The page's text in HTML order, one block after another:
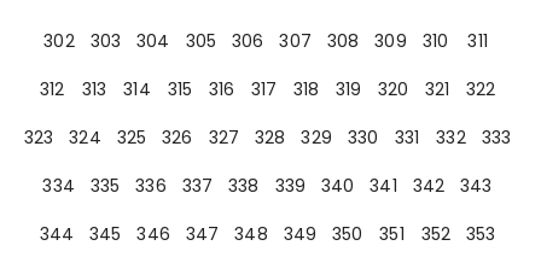
302
303 304 305 306 307 308 309 310
311
312
313 314 315 316 317 318 319 320 321
322
323
324 325 326 327 328 329 330 331 332
333
334
335 336 337 338 339 340 341 342
343
344
345 346 347 348 349 350 351 352
353